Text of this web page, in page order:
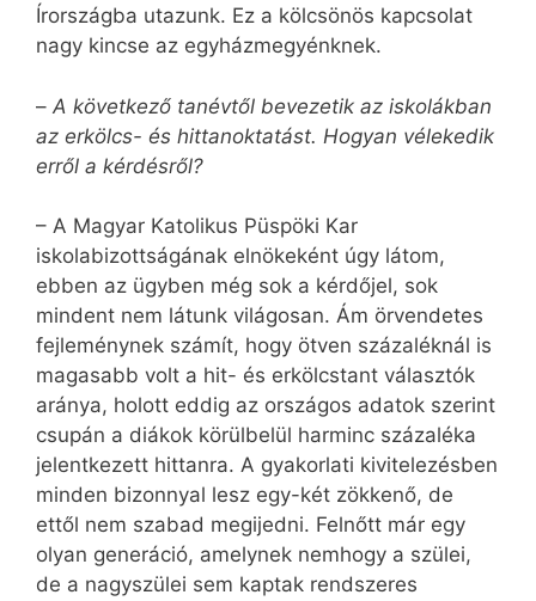
Írországba utazunk. Ez a kölcsönös kapcsolat
nagy kincse az egyházmegyénknek.
– A következő tanévtől bevezetik az iskolákban
az erkölcs- és hittanoktatást. Hogyan vélekedik
erről a kérdésről?
– A Magyar Katolikus Püspöki Kar
iskolabizottságának elnökeként úgy látom,
ebben az ügyben még sok a kérdőjel, sok
mindent nem látunk világosan. Ám örvendetes
fejleménynek számít, hogy ötven százaléknál is
magasabb volt a hit- és erkölcstant választók
aránya, holott eddig az országos adatok szerint
csupán a diákok körülbelül harminc százaléka
jelentkezett hittanra. A gyakorlati kivitelezésben
minden bizonnyal lesz egy-két zökkenő, de
ettől nem szabad megijedni. Felnőtt már egy
olyan generáció, amelynek nemhogy a szülei,
de a nagyszülei sem kaptak rendszeres